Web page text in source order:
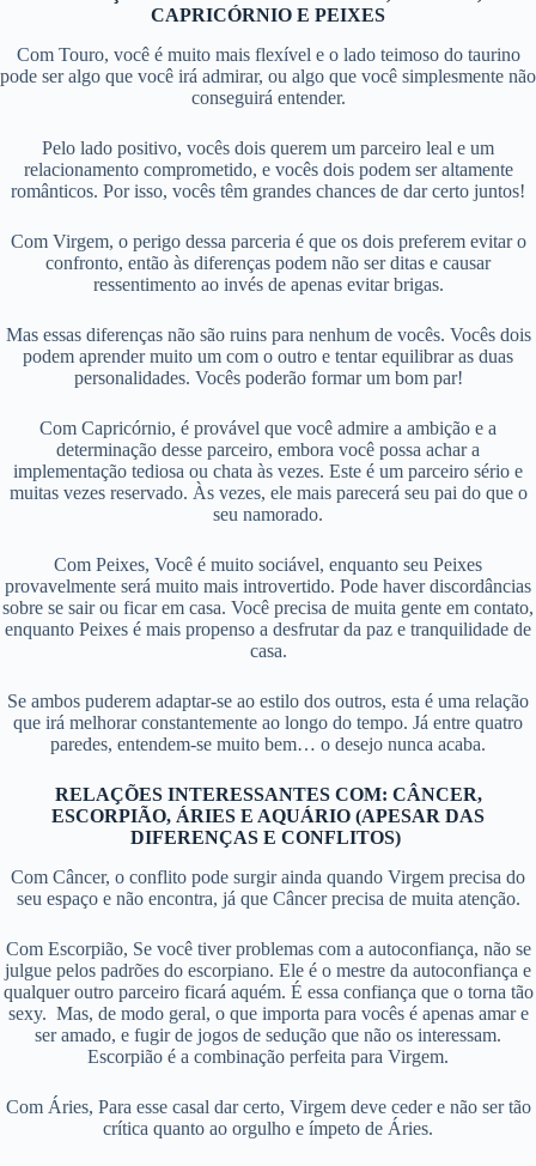
CAPRICÓRNIO E PEIXES
Com Touro, você é muito mais flexível e o lado teimoso do taurino
pode ser algo que você irá admirar, ou algo que você simplesmente não
conseguirá entender.
Pelo lado positivo, vocês dois querem um parceiro leal e um
relacionamento comprometido, e vocês dois podem ser altamente
românticos. Por isso, vocês têm grandes chances de dar certo juntos!
Com Virgem, o perigo dessa parceria é que os dois preferem evitar o
confronto, então às diferenças podem não ser ditas e causar
ressentimento ao invés de apenas evitar brigas.
Mas essas diferenças não são ruins para nenhum de vocês. Vocês dois
podem aprender muito um com o outro e tentar equilibrar as duas
personalidades. Vocês poderão formar um bom par!
Com Capricórnio, é provável que você admire a ambição e a
determinação desse parceiro, embora você possa achar a
implementação tediosa ou chata às vezes. Este é um parceiro sério e
muitas vezes reservado. Às vezes, ele mais parecerá seu pai do que o
seu namorado.
Com Peixes, Você é muito sociável, enquanto seu Peixes
provavelmente será muito mais introvertido. Pode haver discordâncias
sobre se sair ou ficar em casa. Você precisa de muita gente em contato,
enquanto Peixes é mais propenso a desfrutar da paz e tranquilidade de
casa.
Se ambos puderem adaptar-se ao estilo dos outros, esta é uma relação
que irá melhorar constantemente ao longo do tempo. Já entre quatro
paredes, entendem-se muito bem… o desejo nunca acaba.
RELAÇÕES INTERESSANTES COM: CÂNCER,
ESCORPIÃO, ÁRIES E AQUÁRIO (APESAR DAS
DIFERENÇAS E CONFLITOS)
Com Câncer, o conflito pode surgir ainda quando Virgem precisa do
seu espaço e não encontra, já que Câncer precisa de muita atenção.
Com Escorpião, Se você tiver problemas com a autoconfiança, não se
julgue pelos padrões do escorpiano. Ele é o mestre da autoconfiança e
qualquer outro parceiro ficará aquém. É essa confiança que o torna tão
sexy. Mas, de modo geral, o que importa para vocês é apenas amar e
ser amado, e fugir de jogos de sedução que não os interessam.
Escorpião é a combinação perfeita para Virgem.
Com Áries, Para esse casal dar certo, Virgem deve ceder e não ser tão
crítica quanto ao orgulho e ímpeto de Áries.